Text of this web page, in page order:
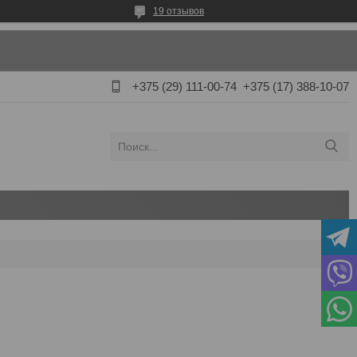
19 отзывов
+375 (29) 111-00-74 +375 (17) 388-10-07